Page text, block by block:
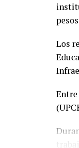
Los